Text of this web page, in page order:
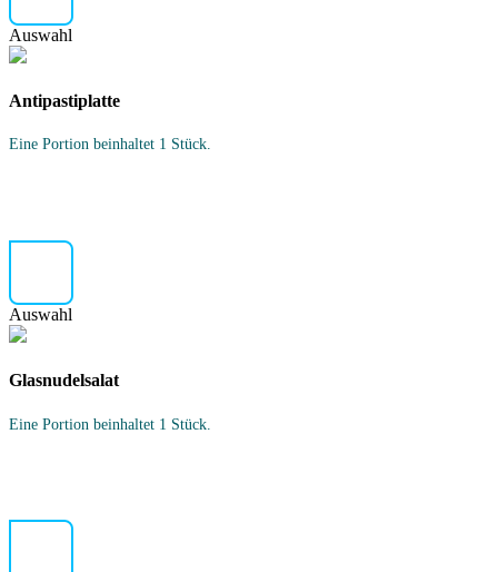
Auswahl
Antipastiplatte
Eine Portion beinhaltet 1 Stück.
Auswahl
Glasnudelsalat
Eine Portion beinhaltet 1 Stück.